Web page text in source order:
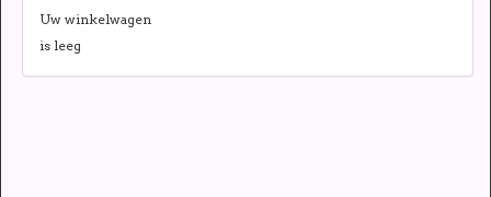
Uw winkelwagen
is leeg